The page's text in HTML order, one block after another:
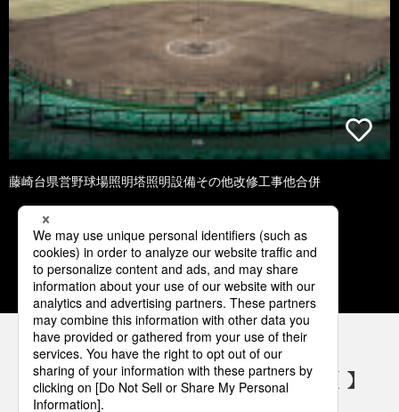
藤崎台県営野球場照明塔照明設備その他改修工事他合併
1 2 3 4 5
パナソニックの電気設備 SNSアカウント